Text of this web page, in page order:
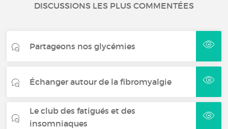
DISCUSSIONS LES PLUS COMMENTÉES
Partageons nos glycémies
Échanger autour de la fibromyalgie
Le club des fatigués et des
insomniaques